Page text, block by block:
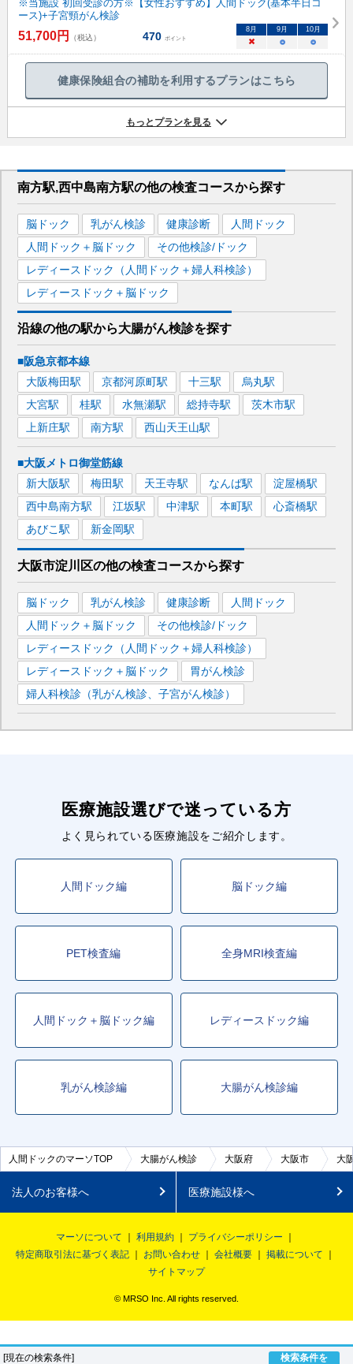
[現在の検索条件] 検索条件を
※当施設 初回受診の方※【女性おすすめ】人間ドック(基本半日コ
ース)+子宮頸がん検診
51,700円 （税込） 470 ポイント
8 月 9 月 10月
× ○ ○
健康保険組合の補助を利用するプランはこちら
もっとプランを見る
南方駅,西中島南方駅の他の検査コースから探す
脳ドック 乳がん検診 健康診断
人間ドック
人間ドック＋脳ドック
その他検診/ドック
レディースドック（人間ドック＋婦人科検診）
レディースドック＋脳ドック
沿線の他の駅から大腸がん検診を探す
■阪急京都本線
大阪梅田駅 京都河原町駅 十三駅 烏丸駅
大宮駅 桂駅 水無瀬駅 総持寺駅 茨木市駅
上新庄駅 南方駅 西山天王山駅
■大阪メトロ御堂筋線
新大阪駅 梅田駅 天王寺駅 なんば駅 淀屋橋駅
西中島南方駅 江坂駅 中津駅 本町駅 心斎橋駅
あびこ 駅 新金岡駅
大阪市淀川区の他の検査コースから探す
脳ドック 乳がん検診 健康診断
人間ドック
人間ドック＋脳ドック
その他検診/ドック
レディースドック（人間ドック＋婦人科検診）
レディースドック＋脳ドック
胃がん検診
婦人科検診（乳がん検診、子宮がん検診）
医療施設選びで迷っている方
よく見られている医療施設をご紹介します。
人間ドック編 脳ドック編
PET検査編 全身MRI検査編
人間ドック＋脳ドック編 レディースドック編
乳がん検診編 大腸がん検診編
人間ドックのマーソTOP 大腸がん検診 大阪府 大阪市 大
法人のお客様へ 医療施設様へ
マーソについて 利用規約
プライバシーポリシー
特定商取引法に基づく表記
お問い合わせ 会社概要
掲載について
サイトマップ
© MRSO Inc. All rights reserved.